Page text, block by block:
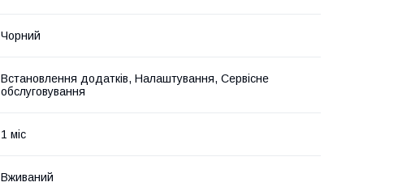
Чорний
Встановлення додатків, Налаштування, Сервісне
обслуговування
1 міс
Вживаний